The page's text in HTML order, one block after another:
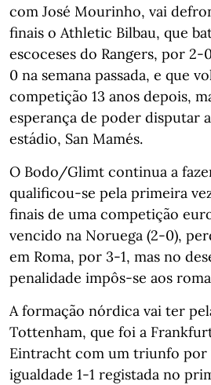
com José Mourinho, vai
finais o Athletic Bilbau, que
escoceses do Rangers, por
0 na semana passada, e que
competição 13 anos depois,
esperança de poder disputar
estádio, San Mamés.
O Bodo/Glimt continua a
qualificou-se pela primeira
finais de uma competição
vencido na Noruega (2-0),
em Roma, por 3-1, mas no
penalidade impôs-se aos
A formação nórdica vai ter
Tottenham, que foi a
Eintracht com um triunfo por
igualdade 1-1 registada no